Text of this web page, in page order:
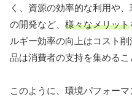
く、資源の効率的な利用や
の開発など、 様々なメリット
ルギー効率の向上はコスト
品は消費者の支持を集めるこ
このように、環境パフォーマ